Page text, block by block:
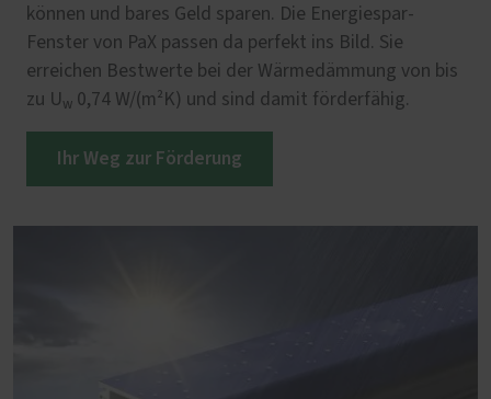
können und bares Geld sparen. Die Energiespar-
Fenster von PaX passen da perfekt ins Bild. Sie
erreichen Bestwerte bei der Wärmedämmung von bis
zu U w 0,74 W/(m²K) und sind damit förderfähig.
Ihr Weg zur Förderung